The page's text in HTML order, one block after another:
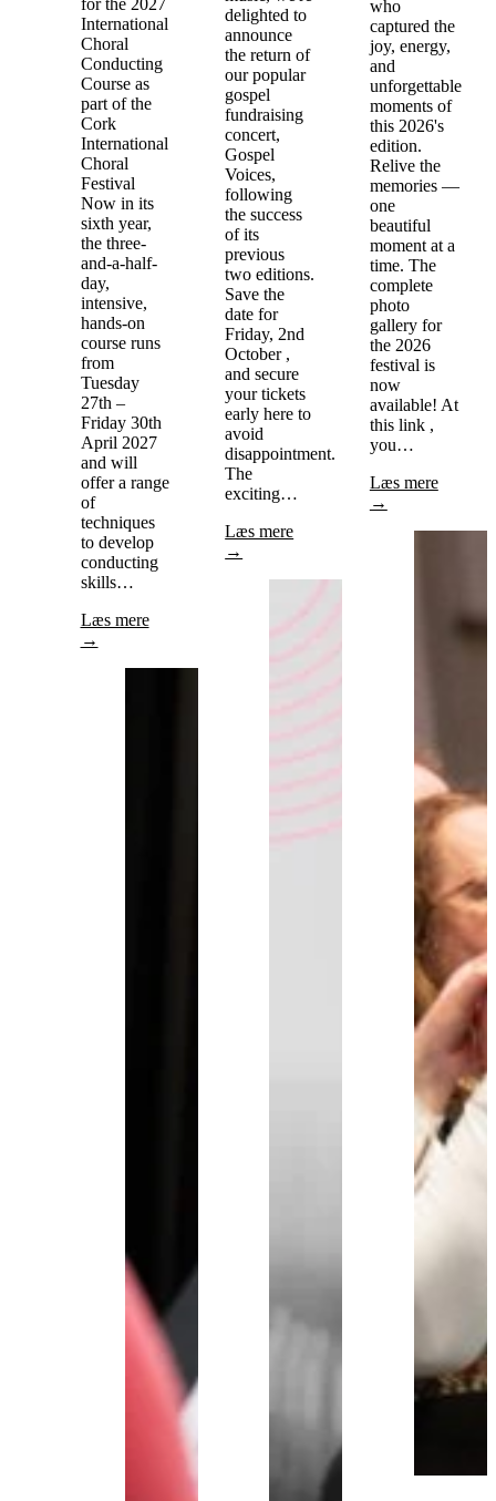
for the 2027
International
Choral
Conducting
Course as
part of the
Cork
International
Choral
Festival
Now in its
sixth year,
the three-
and-a-half-
day,
intensive,
hands-on
course runs
from
Tuesday
27th –
Friday 30th
April 2027
and will
offer a range
of
techniques
to develop
conducting
skills…
Læs mere
→
delighted to
announce
the return of
our popular
gospel
fundraising
concert,
Gospel
Voices,
following
the success
of its
previous
two editions.
Save the
date for
Friday, 2nd
October ,
and secure
your tickets
early here to
avoid
disappointment.
The
exciting…
Læs mere
→
who
captured the
joy, energy,
and
unforgettable
moments of
this 2026's
edition.
Relive the
memories —
one
beautiful
moment at a
time. The
complete
photo
gallery for
the 2026
festival is
now
available! At
this link ,
you…
Læs mere
→